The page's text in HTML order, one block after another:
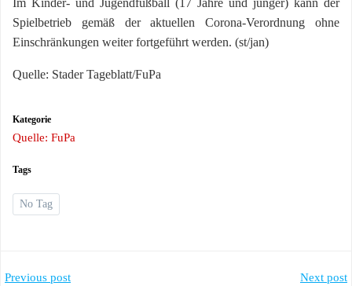
Spielbetrieb gemäß der aktuellen Corona-Verordnung ohne
Einschränkungen weiter fortgeführt werden. (st/jan)
Quelle: Stader Tageblatt/FuPa
Kategorie
Quelle: FuPa
Tags
No Tag
Post
Previous post Next post